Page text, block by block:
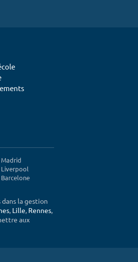
Madrid
Liverpool
dans la gestion
, Lille, Rennes,
aux